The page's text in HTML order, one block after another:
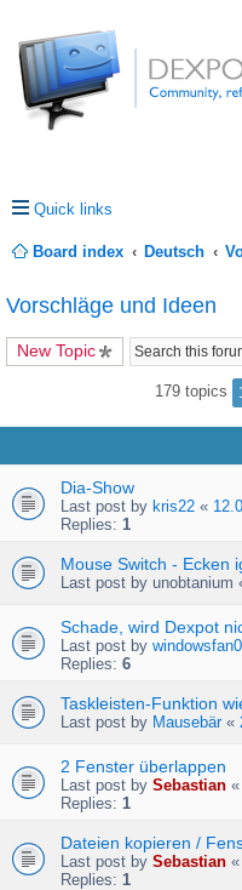
Quick links
Board index Deutsch
Vorschläge und Ideen
New Topic
179 topics
Dia-Show
Last post by kris22 «
Replies: 1
Mouse Switch - Ecken
Last post by unobtanium
Schade, wird Dexpot
Last post by
Replies: 6
Taskleisten-Funktion
Last post by Mausebär«
2 Fenster überlappen
Last post by Sebastian «
Replies: 1
Dateien kopieren /
Last post by Sebastian «
Replies: 1